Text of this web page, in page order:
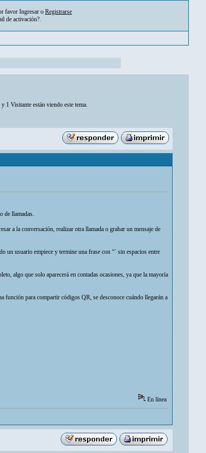
favor Ingresar o Registrarse
de activación?.
1 Visitante están viendo este tema.
de llamadas.
a la conversación, realizar otra llamada o grabar un mensaje de
un usuario empiece y termine una frase con “` sin espacios entre
algo que solo aparecerá en contadas ocasiones, ya que la mayoría
función para compartir códigos QR, se desconoce cuándo llegarán a
En línea